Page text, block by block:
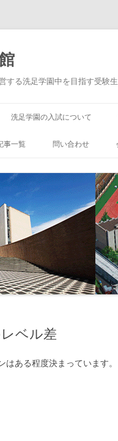
する洗足学園中を目指す受験
洗足学園の入試について
事一覧 問い合わせ
ベル差
ある程度決まっています。